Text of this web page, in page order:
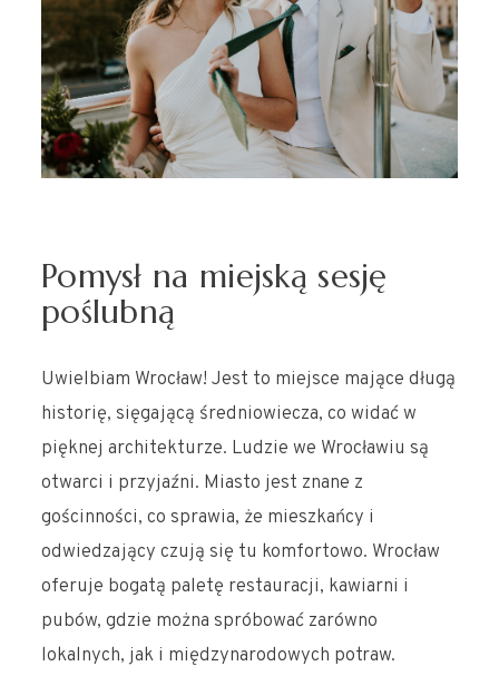
Pomysł na miejską sesję
poślubną
Uwielbiam Wrocław! Jest to miejsce mające długą
historię, sięgającą średniowiecza, co widać w
pięknej architekturze. Ludzie we Wrocławiu są
otwarci i przyjaźni. Miasto jest znane z
gościnności, co sprawia, że mieszkańcy i
odwiedzający czują się tu komfortowo. Wrocław
oferuje bogatą paletę restauracji, kawiarni i
pubów, gdzie można spróbować zarówno
lokalnych, jak i międzynarodowych potraw.